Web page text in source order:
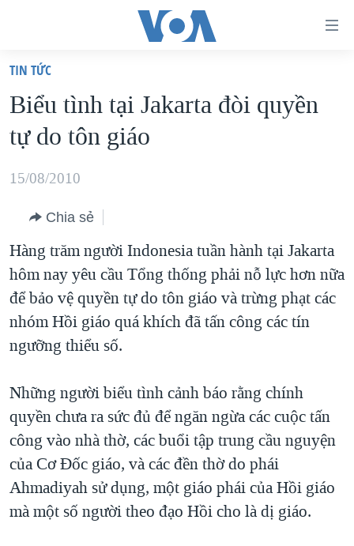
truy
cập
Tới
dung
chính
điều
hướng
chính
Đi
tới
VIỆT NAM
HOA KỲ
BIỂN ĐÔNG
BLOG
DIỄN ĐÀN
MỤC
TỰ DO BÁO CHÍ
VẠCH TRẦN TIN GIẢ
ĐỜI SỐNG
KHOA HỌC
SỨC KHOẺ
VĂN HOÁ
CHUYÊN ĐỀ
CHIẾN TRANH THƯƠNG MẠI CỦA MỸ: QUÁ KHỨ VÀ HIỆN
HÀNH TRÌNH BẦU CỬ 2024
MỘT NĂM CHIẾN TRANH TẠI DẢI GAZA
GIẢI MÃ VÀNH ĐAI & CON ĐƯỜNG
NGÀY TỊ NẠN THẾ GIỚI
TRỊNH VĨNH BÌNH - NGƯỜI HẠ 'BÊN THẮNG CUỘC'
HỌC TIẾNG ANH
NGHE
MẠNG XÃ HỘI
Ngôn ngữ khác
TIN TỨC
Biểu tình tại Jakarta đòi quyền
tự do tôn giáo
15/08/2010
Chia sẻ
Hàng trăm người Indonesia tuần hành tại Jakarta
hôm nay yêu cầu Tổng thống phải nỗ lực hơn nữa
để bảo vệ quyền tự do tôn giáo và trừng phạt các
nhóm Hồi giáo quá khích đã tấn công các tín
ngưỡng thiểu số.
Những người biểu tình cảnh báo rằng chính
quyền chưa ra sức đủ để ngăn ngừa các cuộc tấn
công vào nhà thờ, các buổi tập trung cầu nguyện
của Cơ Đốc giáo, và các đền thờ do phái
Ahmadiyah sử dụng, một giáo phái của Hồi giáo
mà một số người theo đạo Hồi cho là dị giáo.